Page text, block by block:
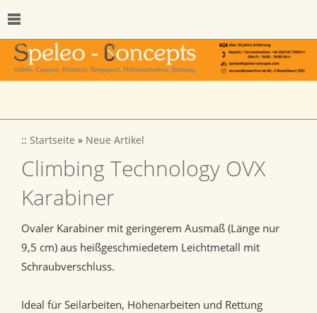
:: Startseite » Neue Artikel
Climbing Technology OVX
Karabiner
Ovaler Karabiner mit geringerem Ausmaß (Länge nur
9,5 cm) aus heißgeschmiedetem Leichtmetall mit
Schraubverschluss.
Ideal für Seilarbeiten, Höhenarbeiten und Rettung